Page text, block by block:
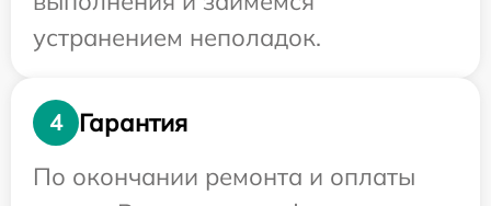
устранением неполадок.
4
Гарантия
По окончании ремонта и оплаты